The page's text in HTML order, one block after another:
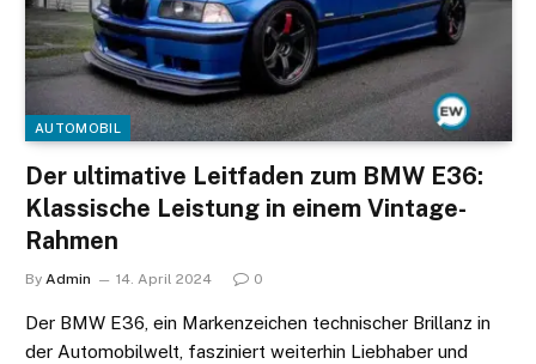
AUTOMOBIL
Der ultimative Leitfaden zum BMW E36:
Klassische Leistung in einem Vintage-
Rahmen
By Admin 14. April 2024 0
Der BMW E36, ein Markenzeichen technischer Brillanz in
der Automobilwelt, fasziniert weiterhin Liebhaber und